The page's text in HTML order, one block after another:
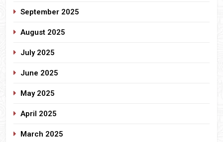
September 2025
August 2025
July 2025
June 2025
May 2025
April 2025
March 2025